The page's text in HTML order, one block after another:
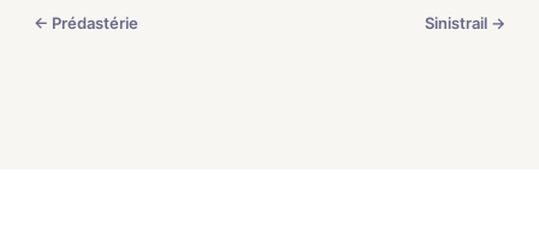
← Prédastérie Sinistrail →